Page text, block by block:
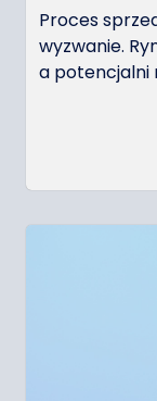
Proces
wyzwanie.
a potencjalni